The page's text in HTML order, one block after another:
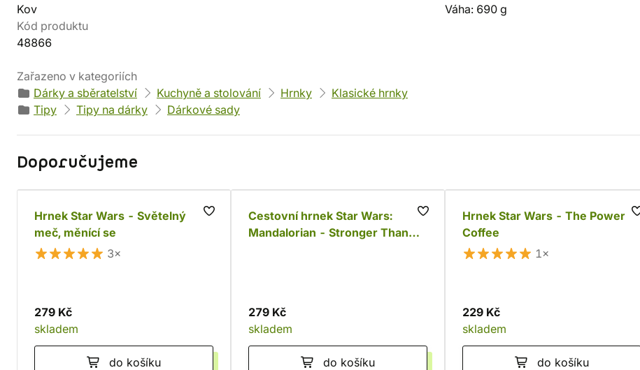
Kov
Váha: 690 g
Kód produktu
48866
Zařazeno v kategoriích
Dárky a sběratelství
Kuchyně a stolování Hrnky
Klasické hrnky
Tipy
Tipy na dárky Dárkové sady
Doporučujeme
Hrnek Star Wars - Světelný
meč, měnící se
3×
279 Kč
skladem
do košíku
Cestovní hrnek Star Wars:
Mandalorian - Stronger Than
279 Kč
skladem
do košíku
Hrnek Star Wars - The Power of
Coffee
1×
229 Kč
skladem
do košíku